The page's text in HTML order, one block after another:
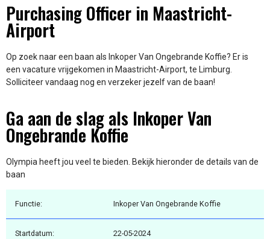
Purchasing Officer in Maastricht-
Airport
Op zoek naar een baan als Inkoper Van Ongebrande Koffie? Er is
een vacature vrijgekomen in Maastricht-Airport, te Limburg.
Solliciteer vandaag nog en verzeker jezelf van de baan!
Ga aan de slag als Inkoper Van
Ongebrande Koffie
Olympia heeft jou veel te bieden. Bekijk hieronder de details van de
baan
Functie: Inkoper Van Ongebrande Koffie
Startdatum: 22-05-2024